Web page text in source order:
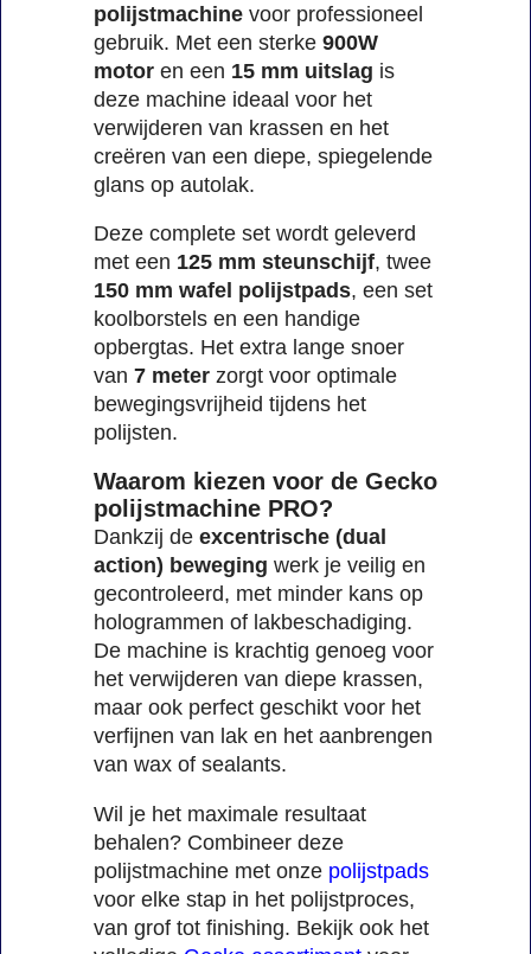
polijstmachine voor professioneel
gebruik. Met een sterke 900W
motor en een 15 mm uitslag is
deze machine ideaal voor het
verwijderen van krassen en het
creëren van een diepe, spiegelende
glans op autolak.
Deze complete set wordt geleverd
met een 125 mm steunschijf, twee
150 mm wafel polijstpads, een set
koolborstels en een handige
opbergtas. Het extra lange snoer
van 7 meter zorgt voor optimale
bewegingsvrijheid tijdens het
polijsten.
Waarom kiezen voor de Gecko
polijstmachine PRO?
Dankzij de excentrische (dual
action) beweging werk je veilig en
gecontroleerd, met minder kans op
hologrammen of lakbeschadiging.
De machine is krachtig genoeg voor
het verwijderen van diepe krassen,
maar ook perfect geschikt voor het
verfijnen van lak en het aanbrengen
van wax of sealants.
Wil je het maximale resultaat
behalen? Combineer deze
polijstmachine met onze polijstpads
voor elke stap in het polijstproces,
van grof tot finishing. Bekijk ook het